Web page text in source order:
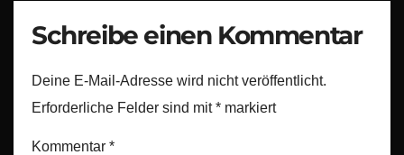
Schreibe einen Kommentar
Deine E-Mail-Adresse wird nicht veröffentlicht.
Erforderliche Felder sind mit* markiert
Kommentar *